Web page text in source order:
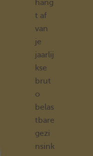
hang
t af
van
je
jaarlij
kse
brut
o
belas
tbare
gezi
nsink